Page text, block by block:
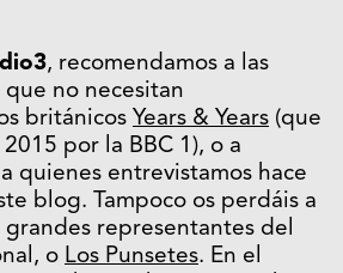
, recomendamos a las
que no necesitan
británicos Years & Years (que
por la BBC 1), o a
quienes entrevistamos hace
blog. Tampoco os perdáis a
grandes representantes del
o Los Punsetes. En el